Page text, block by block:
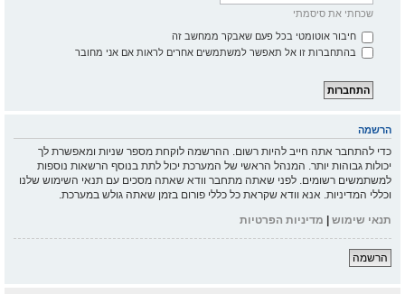
שכחתי את סיסמתי
חיבור אוטומטי בכל פעם שאבקר ממחשב זה
בהתחברות זו אל תאפשר למשתמשים אחרים לראות אם אני מחובר
הרשמה
כדי להתחבר אתה חייב להיות רשום. ההרשמה לוקחת מספר שניות ומאפשרת לך
יכולות גבוהות יותר. המנהל הראשי של המערכת יכול לתת בנוסף הרשאות נוספות
למשתמשים רשומים. לפני שאתה מתחבר וודא שאתה מסכים עם תנאי השימוש שלנו
וכללי המדיניות. אנא וודא שקראת כל כללי פורום בזמן שאתה גולש במערכת.
תנאי שימוש | מדיניות הפרטיות
הרשמה